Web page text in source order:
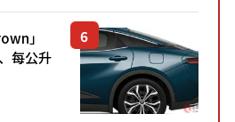
」
每公升
眼！